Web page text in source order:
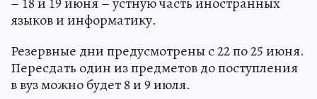
языков и информатику.
Резервные дни предусмотрены с 22 по 25 июня.
Пересдать один из предметов до поступления
в вуз можно будет 8 и 9 июля.